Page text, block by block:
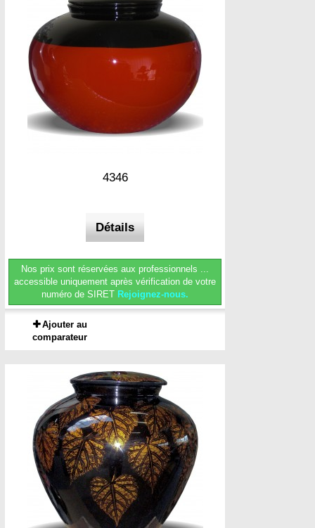
4346
Détails
Nos prix sont réservées aux professionnels ...
accessible uniquement après vérification de votre
numéro de SIRET Rejoignez-nous.
Ajouter au
comparateur